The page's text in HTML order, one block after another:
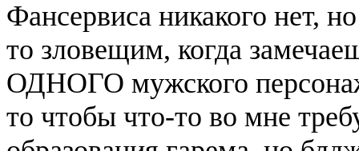
Фансервиса никакого нет,
то зловещим, когда
ОДНОГО мужского
то чтобы что-то во мне